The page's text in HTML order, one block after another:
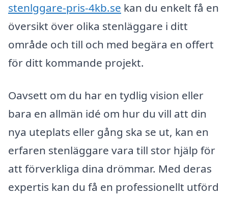
stenlggare-pris-4kb.se kan du enkelt få en
översikt över olika stenläggare i ditt
område och till och med begära en offert
för ditt kommande projekt.
Oavsett om du har en tydlig vision eller
bara en allmän idé om hur du vill att din
nya uteplats eller gång ska se ut, kan en
erfaren stenläggare vara till stor hjälp för
att förverkliga dina drömmar. Med deras
expertis kan du få en professionellt utförd